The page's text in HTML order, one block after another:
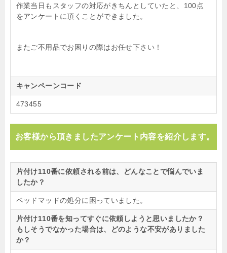
作業当日もスタッフの対応がきちんとしていたと、100点
をアンケートに頂くことができました。
またご不用品でお困りの際はお任せ下さい！
キャンペーンコード
473455
お客様から頂きましたアンケート内容を紹介します。
片付け110番に依頼される前は、どんなことで悩んでいま
したか？
ベッドマッドの処分に困っていました。
片付け110番を知ってすぐに依頼しようと思いましたか？
もしそうでなかった場合は、どのような不安がありました
か？